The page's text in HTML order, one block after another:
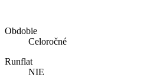
Obdobie
Celoročné
Runflat
NIE